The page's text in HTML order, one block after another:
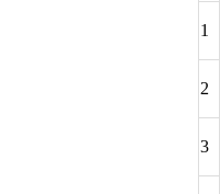
1
2
3